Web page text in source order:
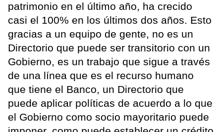
patrimonio en el último año, ha crecido
casi el 100% en los últimos dos años. Esto
gracias a un equipo de gente, no es un
Directorio que puede ser transitorio con un
Gobierno, es un trabajo que sigue a través
de una línea que es el recurso humano
que tiene el Banco, un Directorio que
puede aplicar políticas de acuerdo a lo que
el Gobierno como socio mayoritario puede